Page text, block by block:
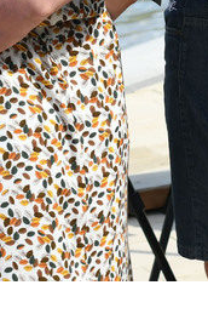
Салават Купере
из самых больших
центров «Доброй